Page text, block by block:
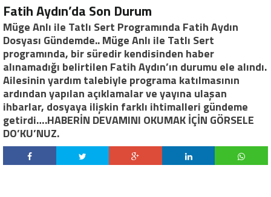
Fatih Aydın’da Son Durum
Müge Anlı ile Tatlı Sert Programında Fatih Aydın
Dosyası Gündemde.. Müge Anlı ile Tatlı Sert
programında, bir süredir kendisinden haber
alınamadığı belirtilen Fatih Aydın’ın durumu ele alındı.
Ailesinin yardım talebiyle programa katılmasının
ardından yapılan açıklamalar ve yayına ulaşan
ihbarlar, dosyaya ilişkin farklı ihtimalleri gündeme
getirdi….HABERİN DEVAMINI OKUMAK İÇİN GÖRSELE
DO’KU’NUZ.